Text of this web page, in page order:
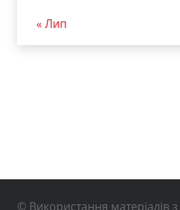
« Лип
© Використання матеріалів